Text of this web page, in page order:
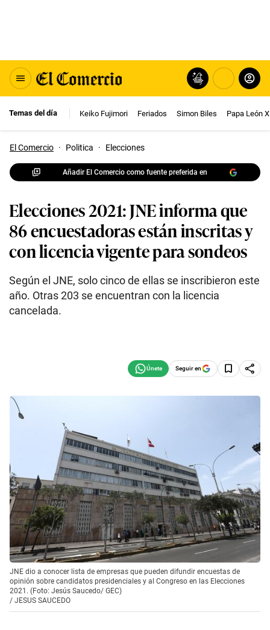
Temas del día Keiko Fujimori Feriados Simon Biles Papa León
El Comercio · Politica · Elecciones
Añadir El Comercio como fuente preferida en
Elecciones 2021: JNE informa que
86 encuestadoras están inscritas y
con licencia vigente para sondeos
Según el JNE, solo cinco de ellas se inscribieron este
año. Otras 203 se encuentran con la licencia
cancelada.
Seguir en
JNE dio a conocer lista de empresas que pueden difundir encuestas de
opinión sobre candidatos presidenciales y al Congreso en las Elecciones
2021. (Foto: Jesús Saucedo/ GEC)
/ JESUS SAUCEDO